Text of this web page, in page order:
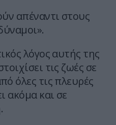
απέναντι στους
λόγος αυτής της
τις ζωές σε
όλες τις πλευρές
ακόμα και σε